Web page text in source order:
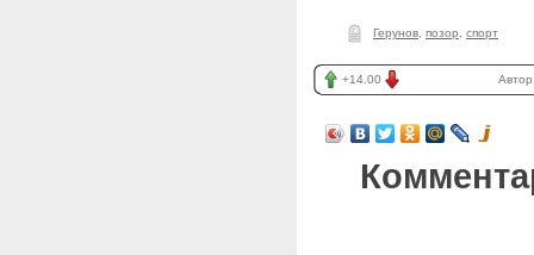
Герунов позор спорт
+14.00